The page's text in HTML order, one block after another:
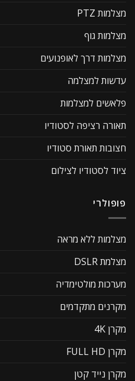
מצלמות PTZ
מצלמות גוף
מצלמות דרך לאופנועים
עדשות למצלמה
פלאשים למצלמות
תאורה רציפה לסטודיו
חצובות תאורת סטודיו
ציוד לסטודיו לצילום
פופולרי
מצלמות ללא מראה
מצלמת DSLR
מערכות מולטימדיה
מקרנים מתקדמים
מקרן 4K
מקרן FULL HD
מקרן נייד קטן